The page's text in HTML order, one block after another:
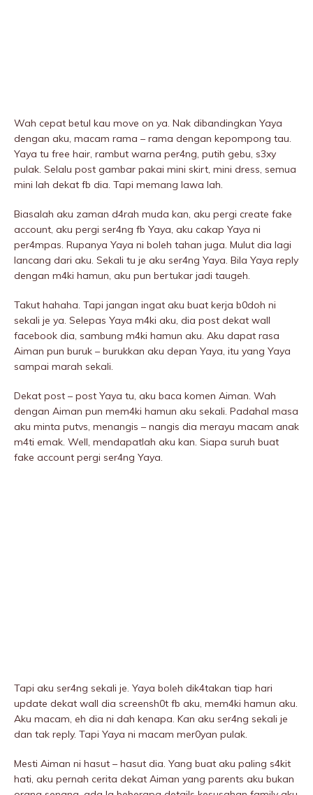
Wah cepat betul kau move on ya. Nak dibandingkan Yaya
dengan aku, macam rama – rama dengan kepompong tau.
Yaya tu free hair, rambut warna per4ng, putih gebu, s3xy
pulak. Selalu post gambar pakai mini skirt, mini dress, semua
mini lah dekat fb dia. Tapi memang lawa lah.
Biasalah aku zaman d4rah muda kan, aku pergi create fake
account, aku pergi ser4ng fb Yaya, aku cakap Yaya ni
per4mpas. Rupanya Yaya ni boleh tahan juga. Mulut dia lagi
lancang dari aku. Sekali tu je aku ser4ng Yaya. Bila Yaya reply
dengan m4ki hamun, aku pun bertukar jadi taugeh.
Takut hahaha. Tapi jangan ingat aku buat kerja b0doh ni
sekali je ya. Selepas Yaya m4ki aku, dia post dekat wall
facebook dia, sambung m4ki hamun aku. Aku dapat rasa
Aiman pun buruk – burukkan aku depan Yaya, itu yang Yaya
sampai marah sekali.
Dekat post – post Yaya tu, aku baca komen Aiman. Wah
dengan Aiman pun mem4ki hamun aku sekali. Padahal masa
aku minta putvs, menangis – nangis dia merayu macam anak
m4ti emak. Well, mendapatlah aku kan. Siapa suruh buat
fake account pergi ser4ng Yaya.
Tapi aku ser4ng sekali je. Yaya boleh dik4takan tiap hari
update dekat wall dia screensh0t fb aku, mem4ki hamun aku.
Aku macam, eh dia ni dah kenapa. Kan aku ser4ng sekali je
dan tak reply. Tapi Yaya ni macam mer0yan pulak.
Mesti Aiman ni hasut – hasut dia. Yang buat aku paling s4kit
hati, aku pernah cerita dekat Aiman yang parents aku bukan